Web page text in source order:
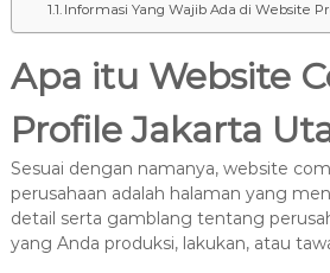
Informasi Yang Wajib Ada di Website
Apa itu Website
Profile Jakarta
Sesuai dengan namanya, website
perusahaan adalah halaman yang
detail serta gamblang tentang
yang Anda produksi, lakukan, atau